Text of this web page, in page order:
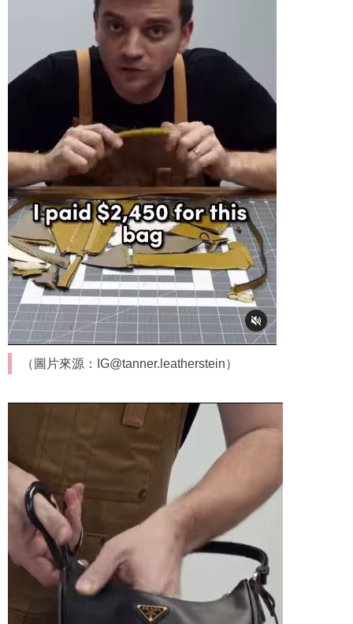
（圖片來源：IG@tanner.leatherstein）